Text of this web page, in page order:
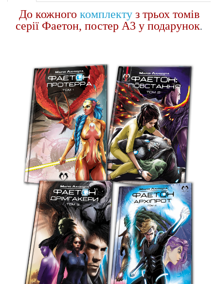
До кожного комплектуз трьох томів
серії Фаетон, постер А3 у подарунок.